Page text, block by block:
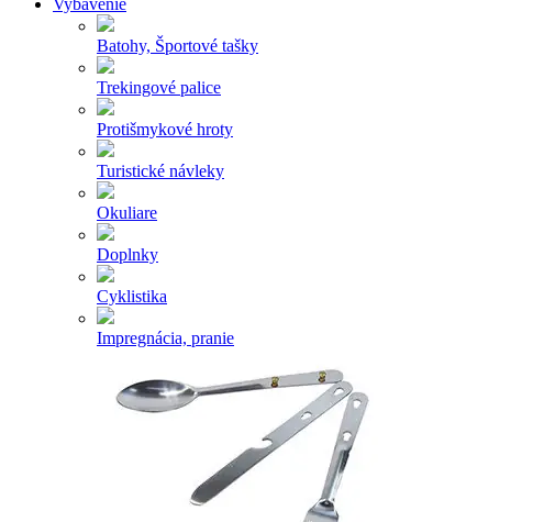
Batohy, Športové tašky
Trekingové palice
Protišmykové hroty
Turistické návleky
Okuliare
Doplnky
Cyklistika
Impregnácia, pranie